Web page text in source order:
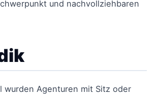
und nachvollziehbaren
wurden Agenturen mit Sitz oder